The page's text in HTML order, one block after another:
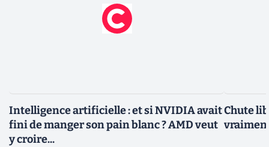
Intelligence artificielle : et si NVIDIA avait
fini de manger son pain blanc ? AMD veut
y croire...
Chute